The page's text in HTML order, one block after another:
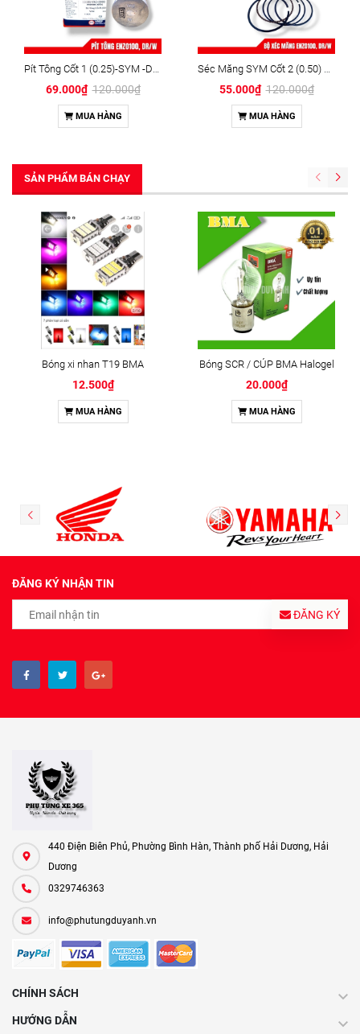
Pít Tông Cốt 1 (0.25)-SYM -DR/W
69.000₫120.000₫
MUA HÀNG
Séc Măng SYM Cốt 2 (0.50) Angle 100 SYM - DR/WAVE
55.000₫120.000₫
MUA HÀNG
SẢN PHẨM BÁN CHẠY
Bóng xi nhan T19 BMA
12.500₫
MUA HÀNG
Bóng SCR / CÚP BMA Halogel
20.000₫
MUA HÀNG
ĐĂNG KÝ NHẬN TIN
ĐĂNG KÝ
440 Điện Biên Phủ, Phường Bình Hàn, Thành phố Hải Dương, Hải
Dương
0329746363
info@phutungduyanh.vn
CHÍNH SÁCH
HƯỚNG DẪN